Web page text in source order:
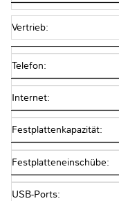
Vertrieb:
Telefon:
Internet:
Festplattenkapazität:
Festplatteneinschübe:
USB-Ports: